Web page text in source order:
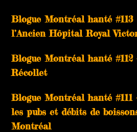
Blogue Montréal hanté
l’Ancien Hôpital Royal
Blogue Montréal hanté #112
Récollet
Blogue Montréal hanté
les pubs et débits de
Montréal